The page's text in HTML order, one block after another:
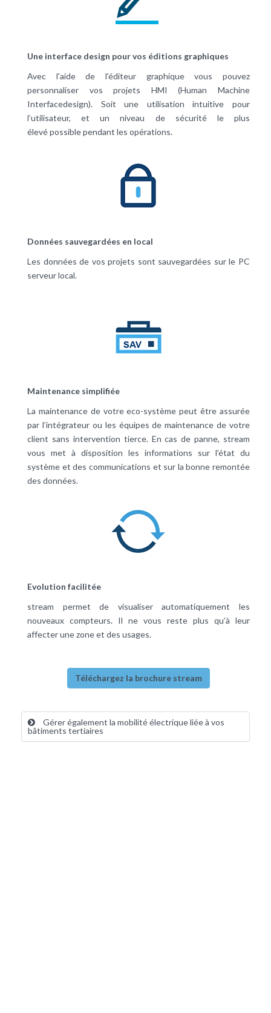
Une interface design pour vos éditions graphiques
Avec l'aide de l'éditeur graphique vous pouvez
personnaliser vos projets HMI (Human Machine
Interfacedesign). Soit une utilisation intuitive pour
l’utilisateur, et un niveau de sécurité le plus
élevé possible pendant les opérations.
Données sauvegardées en local
Les données de vos projets sont sauvegardées sur le PC
serveur local.
Maintenance simplifiée
La maintenance de votre eco-système peut être assurée
par l’intégrateur ou les équipes de maintenance de votre
client sans intervention tierce. En cas de panne, stream
vous met à disposition les informations sur l’état du
système et des communications et sur la bonne remontée
des données.
Evolution facilitée
stream permet de visualiser automatiquement les
nouveaux compteurs. Il ne vous reste plus qu’à leur
affecter une zone et des usages.
Téléchargez la brochure stream
Gérer également la mobilité électrique liée à vos
bâtiments tertiaires